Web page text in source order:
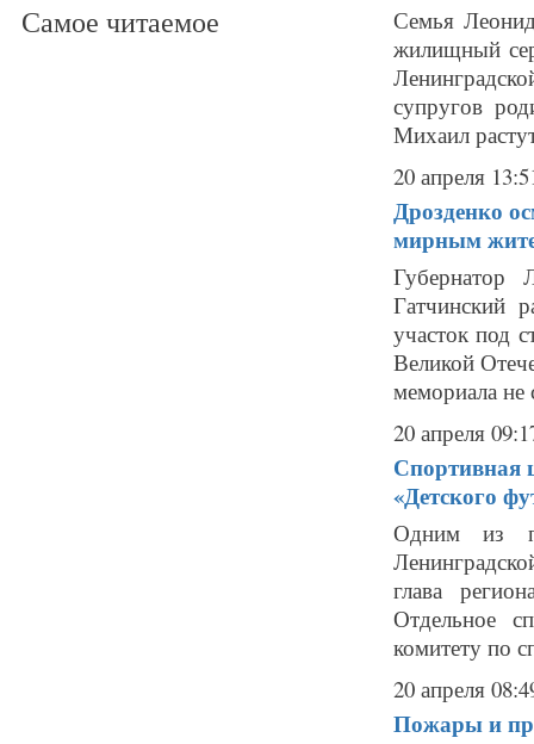
Самое читаемое
Семья
жилищный
супругов
Михаил
20 апреля
Дрозденко
мирным
Губернатор
Гатчинский
участок под
Великой
мемориала не
20 апреля
Спортивная
«Детского
Одним из
глава
Отдельное
комитету по
20 апреля
Пожары и